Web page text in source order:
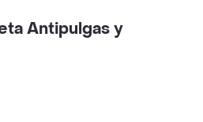
Antipulgas y